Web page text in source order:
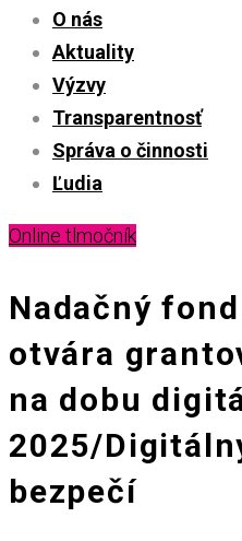
O nás
Aktuality
Výzvy
Transparentnosť
Správa o činnosti
Ľudia
Online tlmočník
Nadačný
otvára
na dobu
2025/
bezpečí